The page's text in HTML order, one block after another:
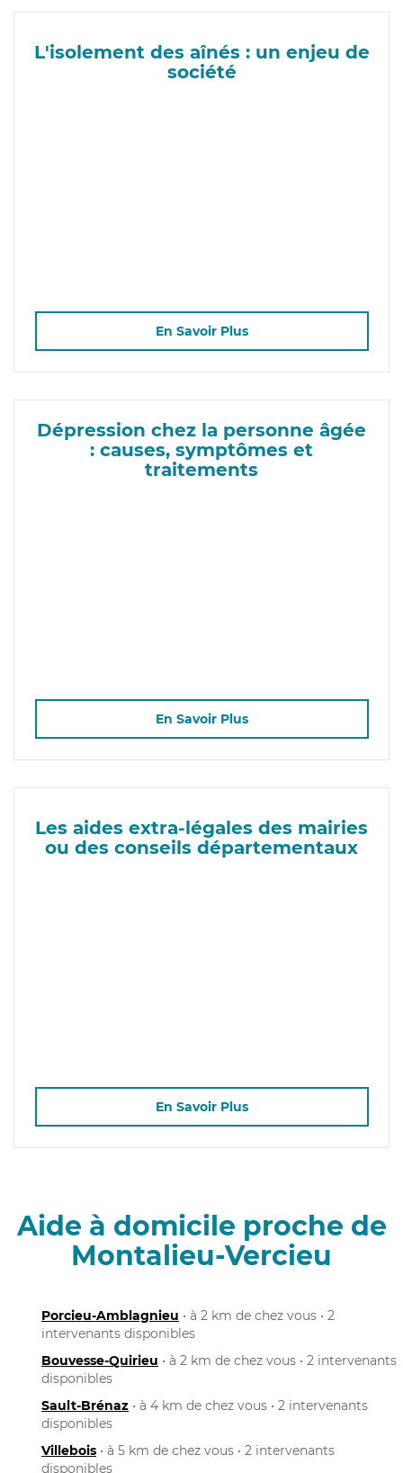
L'isolement des aînés : un enjeu de
société
En Savoir Plus
Dépression chez la personne âgée
: causes, symptômes et
traitements
En Savoir Plus
Les aides extra-légales des mairies
ou des conseils départementaux
En Savoir Plus
Aide à domicile proche de
Montalieu-Vercieu
Porcieu-Amblagnieu • à 2 km de chez vous • 2
intervenants disponibles
Bouvesse-Quirieu • à 2 km de chez vous • 2 intervenants
disponibles
Sault-Brénaz • à 4 km de chez vous • 2 intervenants
disponibles
Villebois • à 5 km de chez vous • 2 intervenants
disponibles